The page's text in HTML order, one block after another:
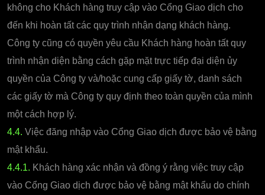
không cho Khách hàng truy cập vào Cổng Giao dịch cho
đến khi hoàn tất các quy trình nhận dạng khách hàng.
Công ty cũng có quyền yêu cầu Khách hàng hoàn tất quy
trình nhận diện bằng cách gặp mặt trực tiếp đại diện ủy
quyền của Công ty và/hoặc cung cấp giấy tờ, danh sách
các giấy tờ mà Công ty quy định theo toàn quyền của mình
một cách hợp lý.
4.4. Việc đăng nhập vào Cổng Giao dịch được bảo vệ bằng
mật khẩu.
4.4.1. Khách hàng xác nhận và đồng ý rằng việc truy cập
vào Cổng Giao dịch được bảo vệ bằng mật khẩu do chính